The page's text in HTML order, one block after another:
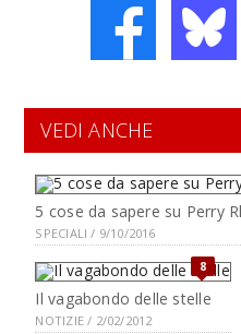
VEDI ANCHE
5 cose da sapere su Perry
SPECIALI / 9/10/2016
8
Il vagabondo delle stelle
NOTIZIE / 2/02/2012